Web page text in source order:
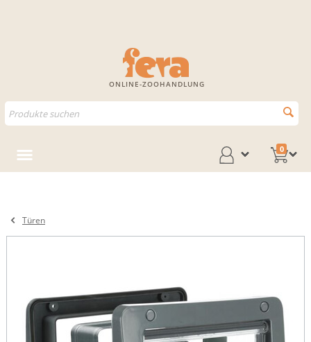
ONLINE-ZOOHANDLUNG
0
Türen